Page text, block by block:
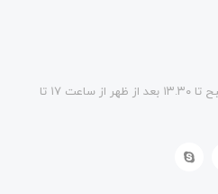
شنبه تا پنجشنبه، از ساعت ۱۰:۳۰صبح تا ۱۳.۳۰ بعد از ظهر از ساعت ۱۷ تا